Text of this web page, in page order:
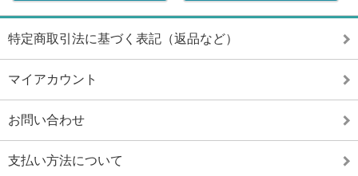
特定商取引法に基づく表記（返品など）
マイアカウント
お問い合わせ
支払い方法について